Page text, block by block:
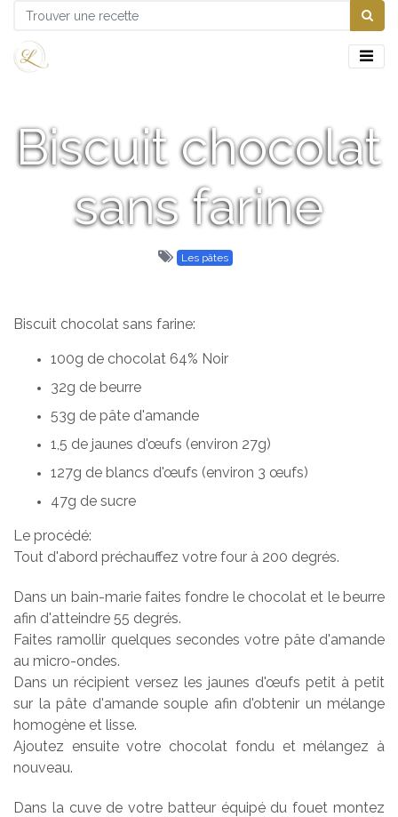
Biscuit chocolat
sans farine
Les pâtes
Biscuit chocolat sans farine:
100g de chocolat 64% Noir
32g de beurre
53g de pâte d'amande
1,5 de jaunes d'œufs (environ 27g)
127g de blancs d'œufs (environ 3 œufs)
47g de sucre
Le procédé:
Tout d'abord préchauffez votre four à 200 degrés.
Dans un bain-marie faites fondre le chocolat et le beurre
afin d'atteindre 55 degrés.
Faites ramollir quelques secondes votre pâte d'amande
au micro-ondes.
Dans un récipient versez les jaunes d'œufs petit à petit
sur la pâte d'amande souple afin d'obtenir un mélange
homogène et lisse.
Ajoutez ensuite votre chocolat fondu et mélangez à
nouveau.
Dans la cuve de votre batteur équipé du fouet montez